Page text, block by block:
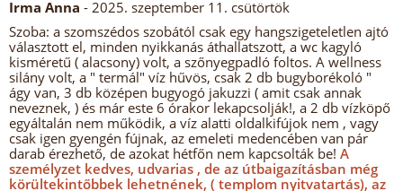
Irma Anna - 2025. szeptember 11. csütörtök
Szoba: a szomszédos szobától csak egy hangszigeteletlen ajtó
választott el, minden nyikkanás áthallatszott, a wc kagyló
kisméretű ( alacsony) volt, a szőnyegpadló foltos. A wellness
silány volt, a " termál" víz hűvös, csak 2 db bugyborékoló "
ágy van, 3 db középen bugyogó jakuzzi ( amit csak annak
neveznek, ) és már este 6 órakor lekapcsolják!, a 2 db vízköpő
egyáltalán nem működik, a víz alatti oldalkifújok nem , vagy
csak igen gyengén fújnak, az emeleti medencében van pár
darab érezhető, de azokat hétfőn nem kapcsolták be! A
személyzet kedves, udvarias , de az útbaigazításban még
körültekintőbbek lehetnének, ( templom nyitvatartás), az